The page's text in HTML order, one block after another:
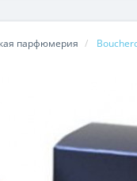
парфюмерия